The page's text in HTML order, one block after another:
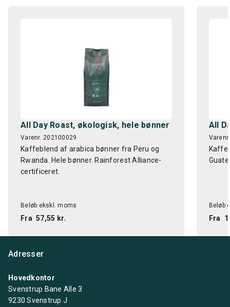
All Day Roast, økologisk, hele bønner
Varenr. 202100029
Kaffeblend af arabica bønner fra Peru og
Rwanda. Hele bønner. Rainforest Alliance-
certificeret.
Beløb ekskl. moms
Fra 57,55 kr.
All
Beløb
Fra
Adresser
Hovedkontor
Svenstrup Bane Alle 3
9230 Svenstrup J